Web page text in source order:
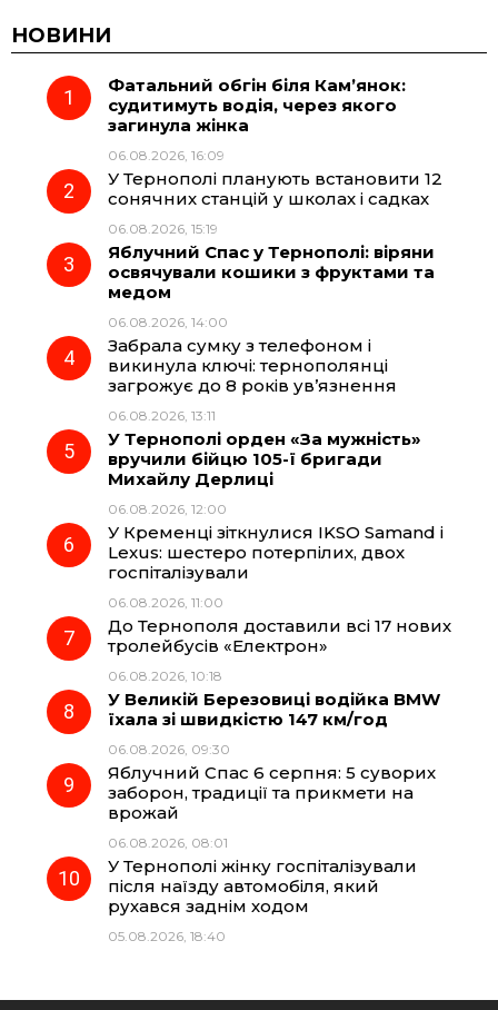
c
e
o
o
e
r
a
t
A
p
НОВИНИ
Фатальний обгін біля Кам’янок:
судитимуть водія, через якого
загинула жінка
06.08.2026, 16:09
У Тернополі планують встановити 12
сонячних станцій у школах і садках
06.08.2026, 15:19
Яблучний Спас у Тернополі: віряни
освячували кошики з фруктами та
медом
06.08.2026, 14:00
Забрала сумку з телефоном і
викинула ключі: тернополянці
загрожує до 8 років ув’язнення
06.08.2026, 13:11
У Тернополі орден «За мужність»
вручили бійцю 105-ї бригади
Михайлу Дерлиці
06.08.2026, 12:00
У Кременці зіткнулися IKSO Samand і
Lexus: шестеро потерпілих, двох
госпіталізували
06.08.2026, 11:00
До Тернополя доставили всі 17 нових
тролейбусів «Електрон»
06.08.2026, 10:18
У Великій Березовиці водійка BMW
їхала зі швидкістю 147 км/год
06.08.2026, 09:30
Яблучний Спас 6 серпня: 5 суворих
заборон, традиції та прикмети на
врожай
06.08.2026, 08:01
У Тернополі жінку госпіталізували
після наїзду автомобіля, який
рухався заднім ходом
05.08.2026, 18:40